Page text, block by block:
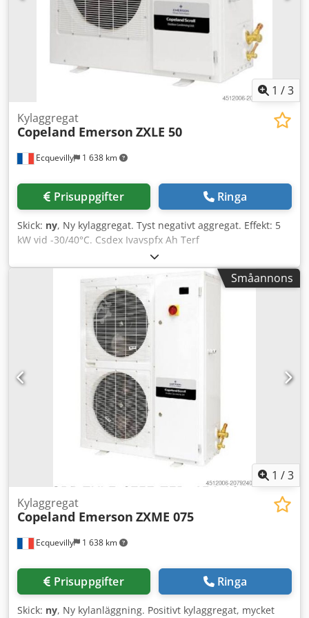
1 /3
Ecquevilly 1 638 km
Kylaggregat
Copeland Emerson ZXLE 50
Prisuppgifter Ringa
Skick: ny, Ny kylaggregat. Tyst negativt aggregat. Effekt: 5
kW vid -30/40°C. Csdex Ivavspfx Ah Terf
Småannons
1 /3
Ecquevilly 1 638 km
Kylaggregat
Copeland Emerson ZXME 075
Prisuppgifter Ringa
Skick: ny, Ny kylanläggning. Positivt kylaggregat, mycket